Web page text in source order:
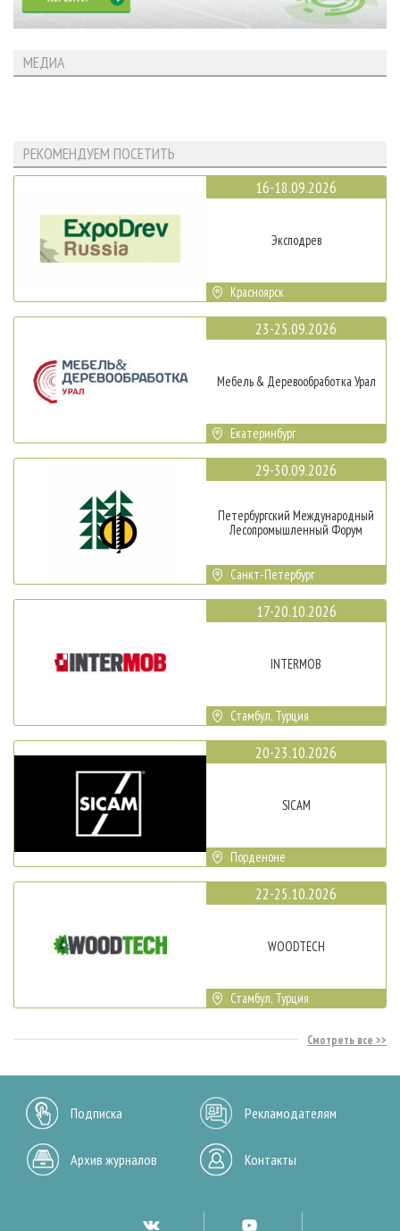
МЕДИА
РЕКОМЕНДУЕМ ПОСЕТИТЬ
16-18.09.2026
Эксподрев
Красноярск
23-25.09.2026
Мебель & Деревообработка Урал
Екатеринбург
29-30.09.2026
Петербургский Международный
Лесопромышленный Форум
Санкт-Петербург
17-20.10.2026
INTERMOB
Стамбул, Турция
20-23.10.2026
SICAM
Порденоне
22-25.10.2026
WOODTECH
Стамбул, Турция
Смотреть все
Подписка Рекламодателям
Архив журналов Контакты